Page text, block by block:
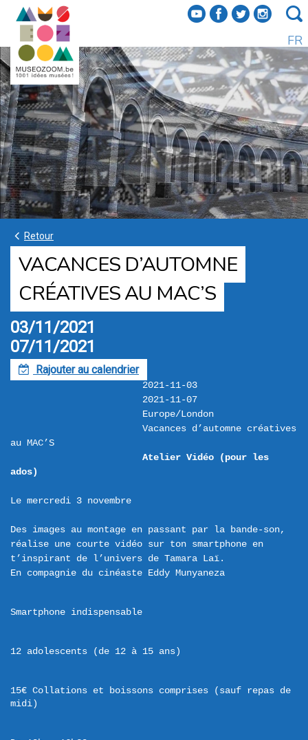
f a b e
FR
k Retour
VACANCES D’AUTOMNE
CRÉATIVES AU MAC’S
03/11/2021
07/11/2021
F Rajouter au calendrier
2021-11-03
2021-11-07
Europe/London
Vacances d’automne créatives
au MAC’S
Atelier Vidéo (pour les
ados)
Le mercredi 3 novembre
Des images au montage en passant par la bande-son,
réalise une courte vidéo sur ton smartphone en
t’inspirant de l’univers de Tamara Laï.
Smartphone indispensable
12 adolescents (de 12 à 15 ans)
15€ Collations et boissons comprises (sauf repas de
midi)